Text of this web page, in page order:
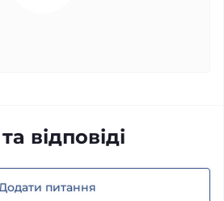
відповіді
питання